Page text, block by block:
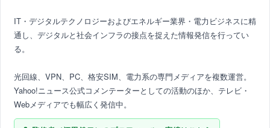
IT・デジタルテクノロジーおよびエネルギー業界・電力ビジネスに精
通し、デジタルと社会インフラの接点を捉えた情報発信を行ってい
る。
光回線、VPN、PC、格安SIM、電力系の専門メディアを複数運営。
Yahoo!ニュース公式コメンテーターとしての活動のほか、テレビ・
Webメディアでも幅広く発信中。